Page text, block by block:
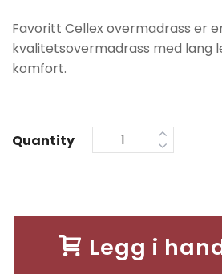
kr6990.
Favoritt Cellex overmadrass er
kvalitetsovermadrass med lang
komfort.
Quantity
Legg i